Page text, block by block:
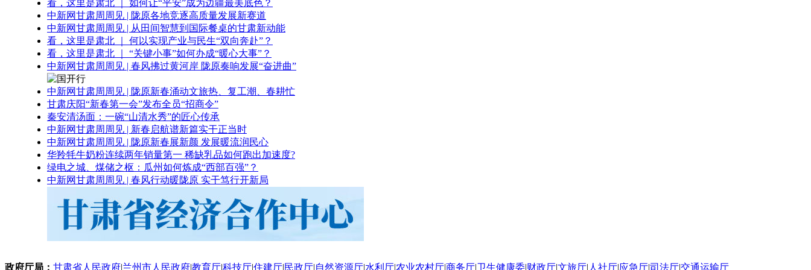
看，这里是肃北 ｜ 如何让“平安”成为边疆最美底色？
中新网甘肃周周见 | 陇原各地竞逐高质量发展新赛道
中新网甘肃周周见 | 从田间智慧到国际餐桌的甘肃新动能
看，这里是肃北 ｜ 何以实现产业与民生“双向奔赴”？
看，这里是肃北 ｜ “关键小事”如何办成“暖心大事”？
中新网甘肃周周见 | 春风拂过黄河岸 陇原奏响发展“奋进曲”
中新网甘肃周周见 | 陇原新春涌动文旅热、复工潮、春耕忙
甘肃庆阳“新春第一会”发布全员“招商令”
秦安清汤面：一碗“山清水秀”的匠心传承
中新网甘肃周周见 | 新春启航谱新篇实干正当时
中新网甘肃周周见 | 陇原新春展新颜 发展暖流润民心
华羚牦牛奶粉连续两年销量第一 稀缺乳品如何跑出加速度?
绿电之城、煤储之枢：瓜州如何炼成“西部百强”？
中新网甘肃周周见 | 春风行动暖陇原 实干笃行开新局
政府厅局： 甘肃省人民政府|兰州市人民政府|教育厅|科技厅|住建厅|民政厅|自然资源厅|水利厅|农业农村厅|商务厅|卫生健康委|财政厅|文旅厅| 人社厅|应急厅|司法厅|交通运输厅